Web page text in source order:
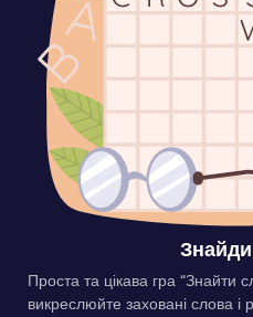
Проста та цікава гра “Знайти
викреслюйте заховані слова і